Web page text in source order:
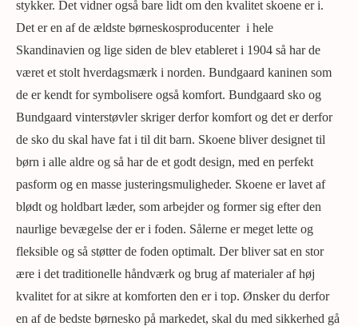
stykker. Det vidner også bare lidt om den kvalitet skoene er i.
Det er en af de ældste børneskosproducenter i hele
Skandinavien og lige siden de blev etableret i 1904 så har de
været et stolt hverdagsmærk i norden. Bundgaard kaninen som
de er kendt for symbolisere også komfort. Bundgaard sko og
Bundgaard vinterstøvler skriger derfor komfort og det er derfor
de sko du skal have fat i til dit barn. Skoene bliver designet til
børn i alle aldre og så har de et godt design, med en perfekt
pasform og en masse justeringsmuligheder. Skoene er lavet af
blødt og holdbart læder, som arbejder og former sig efter den
naurlige bevægelse der er i foden. Sålerne er meget lette og
fleksible og så støtter de foden optimalt. Der bliver sat en stor
ære i det traditionelle håndværk og brug af materialer af høj
kvalitet for at sikre at komforten den er i top. Ønsker du derfor
en af de bedste børnesko på markedet, skal du med sikkerhed gå